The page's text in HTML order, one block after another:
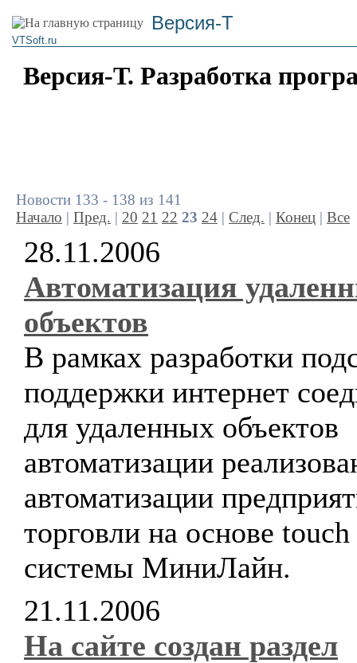
Версия-Т
VTSoft.ru
Версия-Т. Разработка
Новости 133 - 138 из 141
Начало | Пред. | 20 21 22 23 24 | След. | Конец | Все
28.11.2006
Автоматизация
объектов
В рамках разработки
поддержки интернет
для удаленных объектов
автоматизации
автоматизации
торговли на основе touch
системы МиниЛайн.
21.11.2006
На сайте создан раздел